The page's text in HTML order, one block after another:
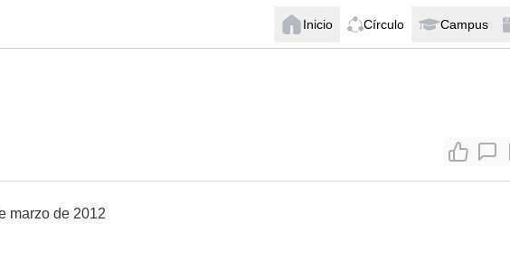
Inicio Círculo Campus
marzo de 2012